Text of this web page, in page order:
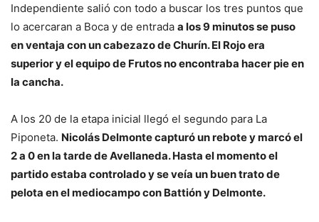
Independiente salió con todo a buscar los tres puntos que
lo acercaran a Boca y de entrada a los 9 minutos se puso
en ventaja con un cabezazo de Churín. El Rojo era
superior y el equipo de Frutos no encontraba hacer pie en
la cancha.
A los 20 de la etapa inicial llegó el segundo para La
Piponeta. Nicolás Delmonte capturó un rebote y marcó el
2 a 0 en la tarde de Avellaneda. Hasta el momento el
partido estaba controlado y se veía un buen trato de
pelota en el mediocampo con Battión y Delmonte.